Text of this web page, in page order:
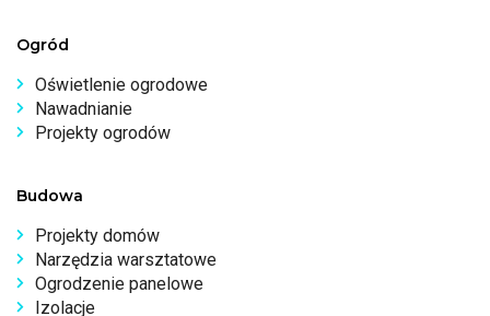
Ogród
Oświetlenie ogrodowe
Nawadnianie
Projekty ogrodów
Budowa
Projekty domów
Narzędzia warsztatowe
Ogrodzenie panelowe
Izolacje